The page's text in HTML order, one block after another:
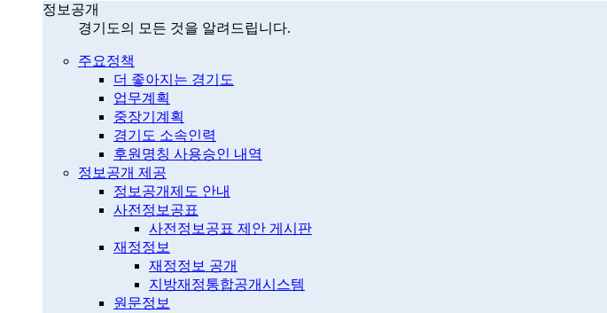
정보공개
경기도의 모든 것을 알려드립니다.
주요정책
더 좋아지는 경기도
업무계획
중장기계획
경기도 소속인력
후원명칭 사용승인 내역
정보공개 제공
정보공개제도 안내
사전정보공표
사전정보공표 제안 게시판
재정정보
재정정보 공개
지방재정통합공개시스템
원문정보